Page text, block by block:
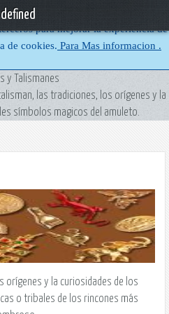
para mejorar la experiencia
de cookies. Para Mas informacion .
y Talismanes
las tradiciones, los orígenes y la
símbolos magicos del amuleto.
y la curiosidades de los
o tribales de los rincones más